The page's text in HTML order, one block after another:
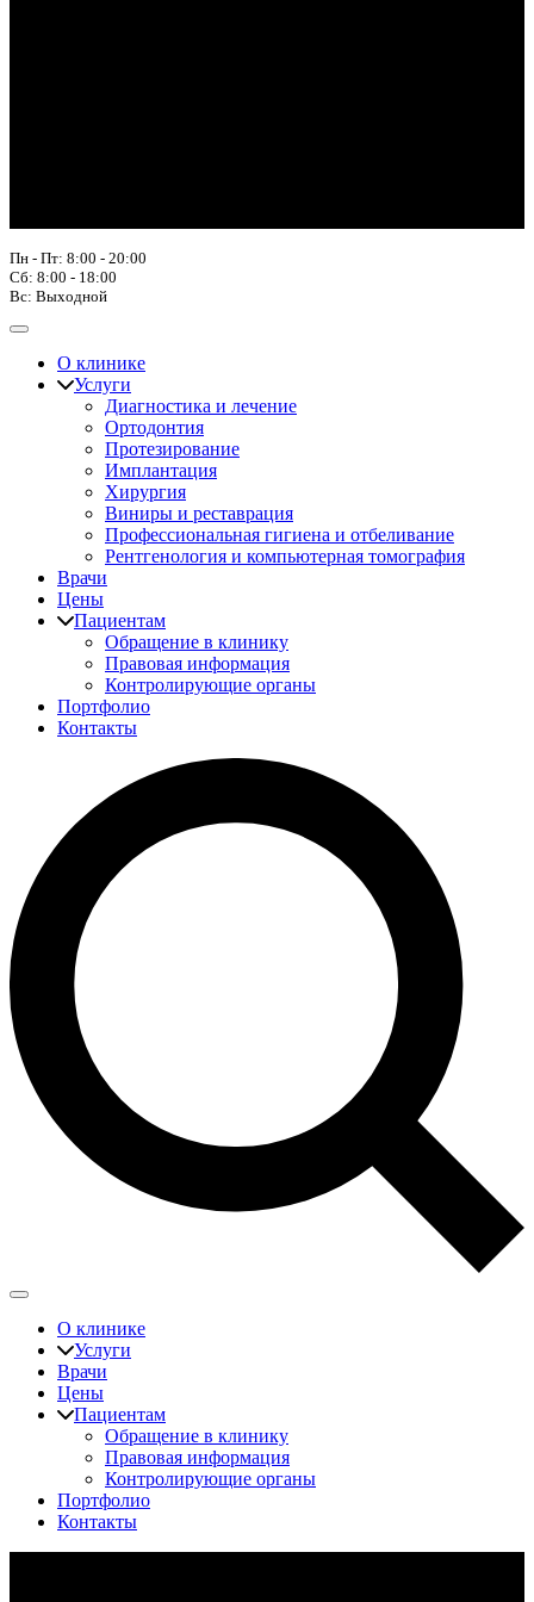
Пн - Пт: 8:00 - 20:00
Сб: 8:00 - 18:00
Вс: Выходной
О клинике
Услуги
Диагностика и лечение
Ортодонтия
Протезирование
Имплантация
Хирургия
Виниры и реставрация
Профессиональная гигиена и отбеливание
Рентгенология и компьютерная томография
Врачи
Цены
Пациентам
Обращение в клинику
Правовая информация
Контролирующие органы
Портфолио
Контакты
О клинике
Услуги
Врачи
Цены
Пациентам
Обращение в клинику
Правовая информация
Контролирующие органы
Портфолио
Контакты